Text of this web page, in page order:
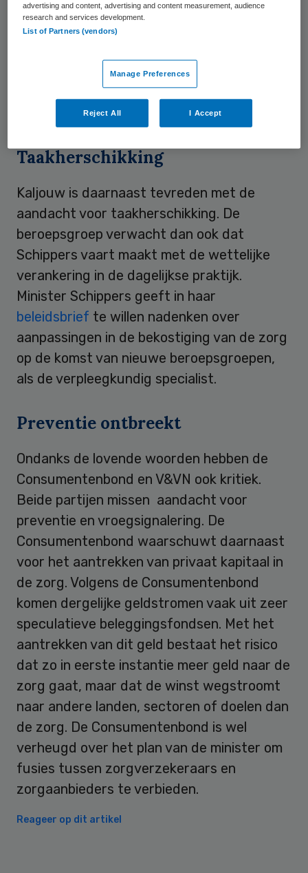
om eenvoudige zorgdichtbij de patiënt
organiseren, bijvoorbeeld in
verpleegkundigen en medisch specialisten
nauw samenwerken bij diagnose, advies en
behandeling.
Taakherschikking
Kaljouw is daarnaast tevreden met de
aandacht voor taakherschikking. De
beroepsgroep verwacht dan ook dat
Schippers vaart maakt met de wettelijke
verankering in de dagelijkse praktijk.
Minister Schippers geeft in haar
beleidsbrief te willen nadenken over
aanpassingen in de bekostiging van de zorg
op de komst van nieuwe beroepsgroepen,
als de verpleegkundig specialist.
Preventie ontbreekt
Ondanks de lovende woorden hebben de
Consumentenbond en V&VN ook kritiek.
Beide partijen missen aandacht voor
preventie en vroegsignalering. De
Consumentenbond waarschuwt daarnaast
voor het aantrekken van privaat kapitaal in
de zorg. Volgens de Consumentenbond
komen dergelijke geldstromen vaak uit zeer
speculatieve beleggingsfondsen. Met het
aantrekken van dit geld bestaat het risico
dat zo in eerste instantie meer geld naar de
zorg gaat, maar dat de winst wegstroomt
naar andere landen, sectoren of doelen dan
de zorg. De Consumentenbond is wel
verheugd over het plan van de minister om
fusies tussen zorgverzekeraars en
zorgaanbieders te verbieden.
Reageer op dit artikel
advertising and content, advertising and content measurement, audience
research and services development.
List of Partners (vendors)
Manage Preferences
Reject All I Accept